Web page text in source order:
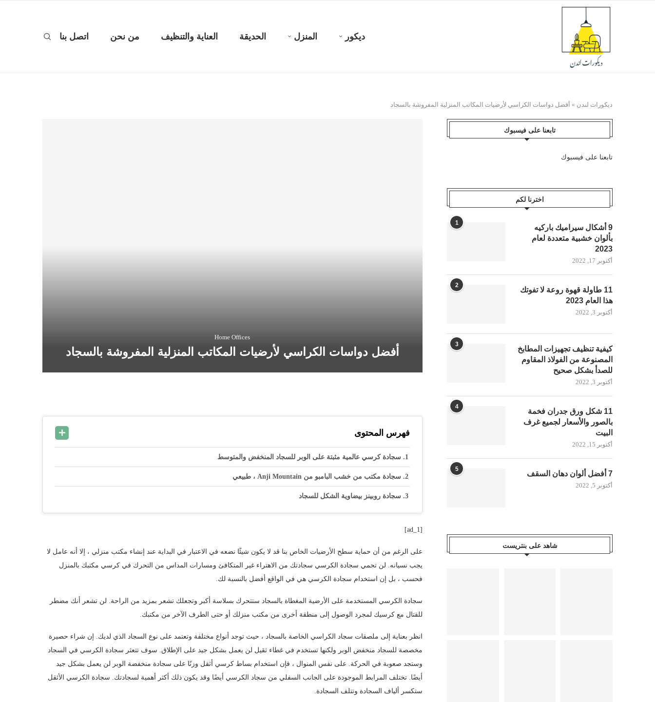
ديكور المنزل الحديقة العناية والتنظيف من نحن اتصل بنا
ديكورات لندن » أفضل دواسات الكراسي لأرضيات المكاتب المنزلية المفروشة بالسجاد
Home Offices
أفضل دواسات الكراسي لأرضيات المكاتب المنزلية المفروشة بالسجاد
فهرس المحتوى
سجادة كرسي عالمية مثبتة على الوبر للسجاد المنخفض والمتوسط
سجادة مكتب من خشب البامبو من Anji Mountain ، طبيعي
سجادة روبينز بيضاوية الشكل للسجاد
[ad_1]
على الرغم من أن حماية سطح الأرضيات الخاص بنا قد لا يكون شيئًا نضعه في الاعتبار في البداية عند إنشاء مكتب منزلي ، إلا أنه عامل لا
يجب نسيانه. لن تحمي سجادة الكرسي سجادتك من الاهتراء غير المتكافئ ومسارات المداس من التحرك في كرسي مكتبك بالمنزل
فحسب ، بل إن استخدام سجادة الكرسي هي في الواقع أفضل بالنسبة لك.
سجادة الكرسي المستخدمة على الأرضية المغطاة بالسجاد ستتحرك بسلاسة أكبر وتجعلك تشعر بمزيد من الراحة. لن تشعر أنك مضطر
للقتال مع كرسيك لمجرد الوصول إلى منطقة أخرى من مكتب منزلك أو حتى الطرف الآخر من مكتبك.
انظر بعناية إلى ملصقات سجاد الكراسي الخاصة بالسجاد ، حيث توجد أنواع مختلفة وتعتمد على نوع السجاد الذي لديك. إن شراء حصيرة
مخصصة للسجاد منخفض الوبر ولكنها تستخدم في غطاء ثقيل لن يعمل بشكل جيد على الإطلاق. سوف تتعثر سجادة الكرسي في السجاد
وستجد صعوبة في الحركة. على نفس المنوال ، فإن استخدام بساط كرسي أثقل وزنًا على سجادة منخفضة الوبر لن يعمل بشكل جيد
أيضًا. تختلف المرابط الموجودة على الجانب السفلي من سجاد الكرسي أيضًا وقد يكون ذلك أكثر أهمية لسجادتك. سجادة الكرسي الأثقل
ستكسر ألياف السجادة وتتلف السجادة.
تابعنا على فيسبوك
تابعنا على فيسبوك
اخترنا لكم
1
9 أشكال سيراميك باركيه
بألوان خشبية متعددة لعام
2023
أكتوبر 17, 2022
2
11 طاولة قهوة روعة لا تفوتك
هذا العام 2023
أكتوبر 3, 2022
3
كيفية تنظيف تجهيزات المطابخ
المصنوعة من الفولاذ المقاوم
للصدأ بشكل صحيح
أكتوبر 3, 2022
4
11 شكل ورق جدران فخمة
بالصور والأسعار لجميع غرف
البيت
أكتوبر 15, 2022
5
7 أفضل ألوان دهان السقف
أكتوبر 5, 2022
شاهد على بنتريست